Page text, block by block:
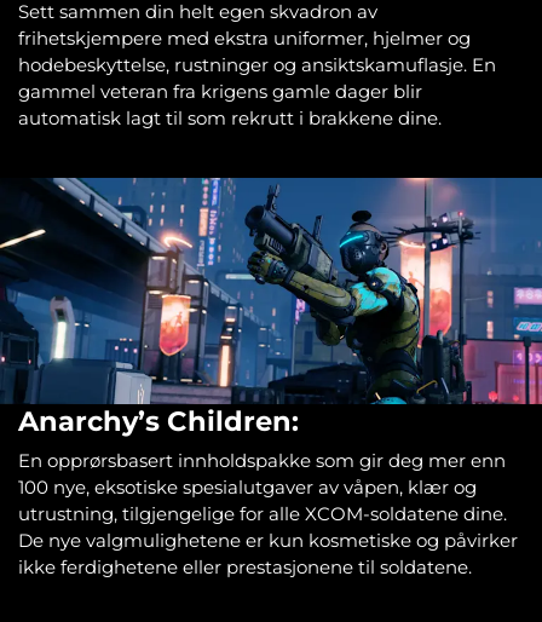
Sett sammen din helt egen skvadron av
frihetskjempere med ekstra uniformer, hjelmer og
hodebeskyttelse, rustninger og ansiktskamuflasje. En
gammel veteran fra krigens gamle dager blir
automatisk lagt til som rekrutt i brakkene dine.
Anarchy’s Children:
En opprørsbasert innholdspakke som gir deg mer enn
100 nye, eksotiske spesialutgaver av våpen, klær og
utrustning, tilgjengelige for alle XCOM-soldatene dine.
De nye valgmulighetene er kun kosmetiske og påvirker
ikke ferdighetene eller prestasjonene til soldatene.